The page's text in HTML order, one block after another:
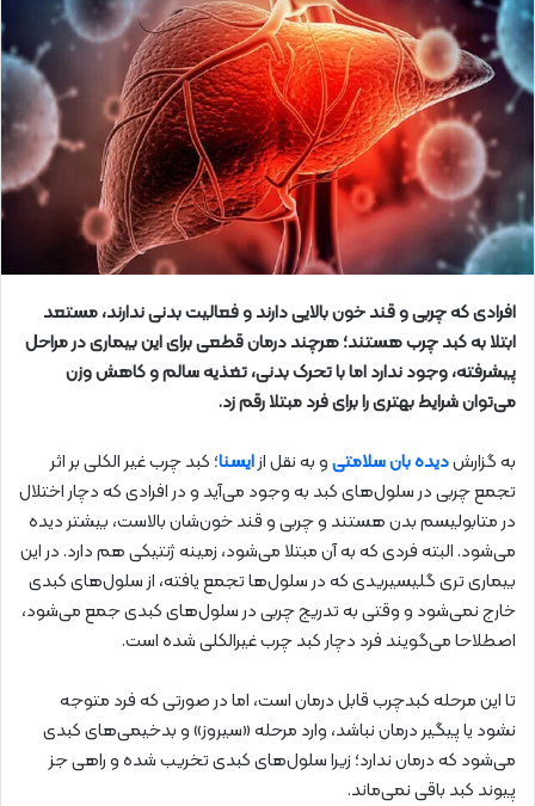
افرادی که چربی و قند خون بالایی دارند و فعالیت بدنی ندارند، مستعد
ابتلا به کبد چرب هستند؛ هرچند درمان قطعی برای این بیماری در مراحل
پیشرفته، وجود ندارد اما با تحرک بدنی، تغذیه سالم و کاهش وزن
می‌توان شرایط بهتری را برای فرد مبتلا رقم زد.
به گزارشدیده بان سلامتیو به نقل ازایسنا؛ کبد چرب غیر الکلی بر اثر
تجمع چربی در سلول‌های کبد به وجود می‌آید و در افرادی که دچار اختلال
در متابولیسم بدن هستند و چربی و قند خون‌شان بالاست، بیشتر دیده
می‌شود. البته فردی که به آن مبتلا می‌شود، زمینه ژنتیکی هم دارد. در این
بیماری تری گلیسیریدی که در سلول‌ها تجمع یافته، از سلول‌های کبدی
خارج نمی‌شود و وقتی به تدریج چربی در سلول‌های کبدی جمع می‌شود،
اصطلاحا می‌گویند فرد دچار کبد چرب غیرالکلی شده است.
تا این مرحله کبدچرب قابل درمان است، اما در صورتی که فرد متوجه
نشود یا پیگیر درمان نباشد، وارد مرحله «سیروز» و بدخیمی‌های کبدی
می‌شود که درمان ندارد؛ زیرا سلول‌های کبدی تخریب شده و راهی جز
پیوند کبد باقی نمی‌ماند.